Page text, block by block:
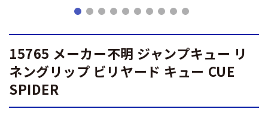
15765 メーカー不明 ジャンプキュー リ
ネングリップ ビリヤード キュー CUE
SPIDER